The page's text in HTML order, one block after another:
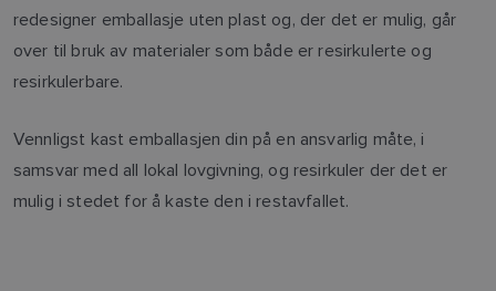
redesigner emballasje uten plast og, der det er mulig, går
over til bruk av materialer som både er resirkulerte og
resirkulerbare.
Vennligst kast emballasjen din på en ansvarlig måte, i
samsvar med all lokal lovgivning, og resirkuler der det er
mulig i stedet for å kaste den i restavfallet.